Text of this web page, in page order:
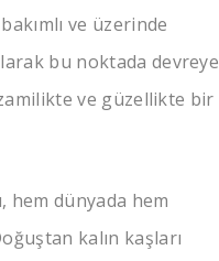
ve üzerinde
bu noktada devreye
ve güzellikte bir
hem dünyada hem
kalın kaşları